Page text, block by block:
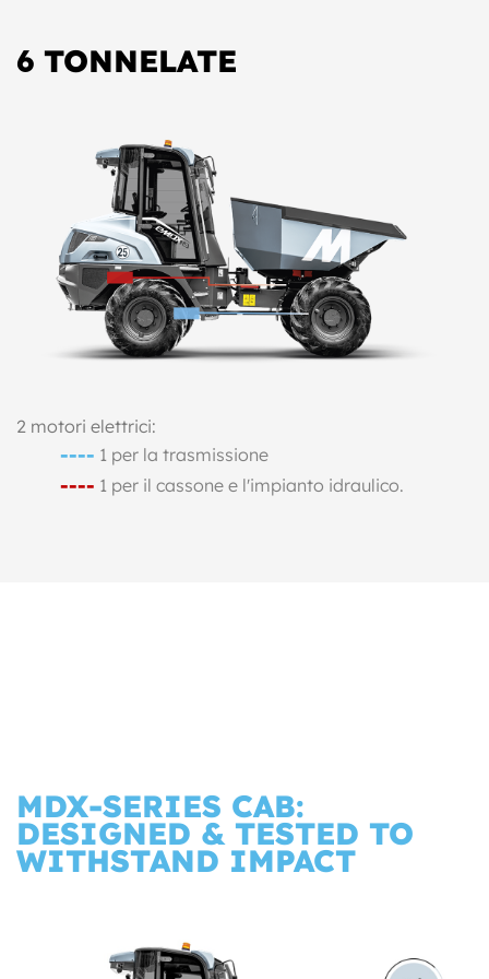
6 TONNELATE
2 motori elettrici:
---- 1 per la trasmissione
---- 1 per il cassone e l'impianto idraulico.
MDX-SERIES CAB:
DESIGNED & TESTED TO
WITHSTAND IMPACT